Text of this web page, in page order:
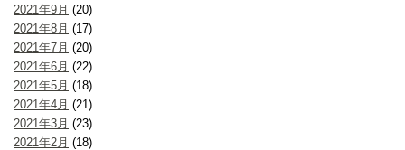
2021年9月 (20)
2021年8月 (17)
2021年7月 (20)
2021年6月 (22)
2021年5月 (18)
2021年4月 (21)
2021年3月 (23)
2021年2月 (18)